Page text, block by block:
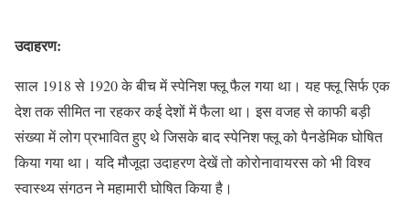
उदाहरण:
साल 1918 से 1920 के बीच में स्पेनिश फ्लू फैल गया था। यह फ्लू सिर्फ एक
देश तक सीमित ना रहकर कई देशों में फैला था। इस वजह से काफी बड़ी
संख्या में लोग प्रभावित हुए थे जिसके बाद स्पेनिश फ्लू को पैनडेमिक घोषित
किया गया था। यदि मौजूदा उदाहरण देखें तो कोरोनावायरस को भी विश्व
स्वास्थ्य संगठन ने महामारी घोषित किया है।